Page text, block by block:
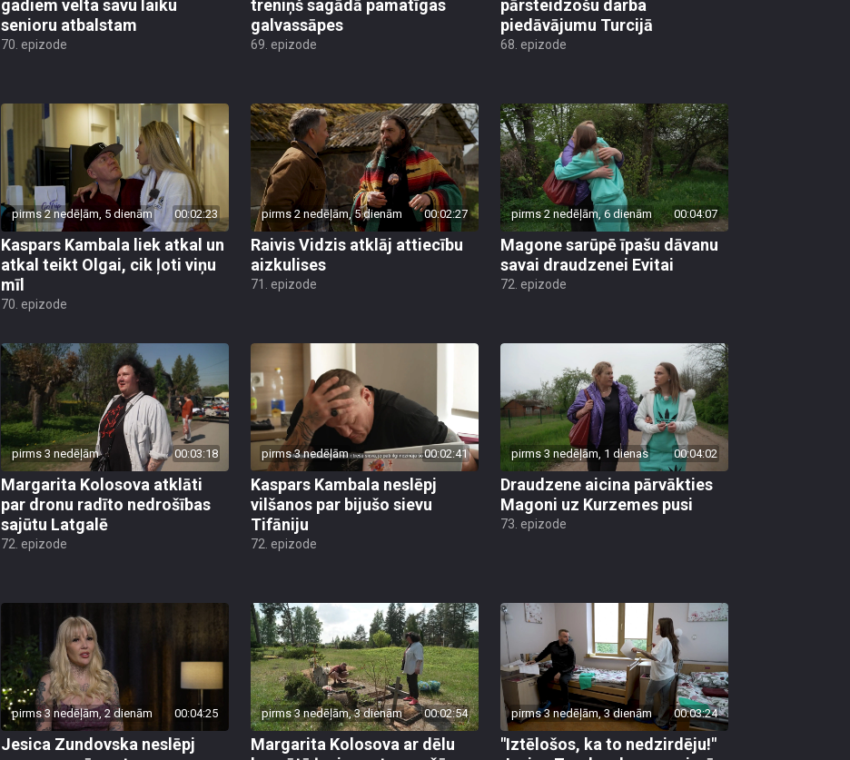
gadiem velta savu laiku
senioru atbalstam
70. epizode
treniņš sagādā pamatīgas
galvassāpes
69. epizode
pārsteidzošu darba
piedāvājumu Turcijā
68. epizode
pirms 2 nedēļām, 5 dienām 00:02:23
Kaspars Kambala liek atkal un
atkal teikt Olgai, cik ļoti viņu
mīl
70. epizode
pirms 2 nedēļām, 5 dienām 00:02:27
Raivis Vidzis atklāj attiecību
aizkulises
71. epizode
pirms 2 nedēļām, 6 dienām 00:04:07
Magone sarūpē īpašu dāvanu
savai draudzenei Evitai
72. epizode
pirms 3 nedēļām 00:03:18
Margarita Kolosova atklāti
par dronu radīto nedrošības
sajūtu Latgalē
72. epizode
pirms 3 nedēļām 00:02:41
Kaspars Kambala neslēpj
vilšanos par bijušo sievu
Tifāniju
72. epizode
pirms 3 nedēļām, 1 dienas 00:04:02
Draudzene aicina pārvākties
Magoni uz Kurzemes pusi
73. epizode
pirms 3 nedēļām, 2 dienām 00:04:25
Jesica Zundovska neslēpj
pirms 3 nedēļām, 3 dienām 00:02:54
Margarita Kolosova ar dēlu
pirms 3 nedēļām, 3 dienām 00:03:24
"Iztēlošos, ka to nedzirdēju!"